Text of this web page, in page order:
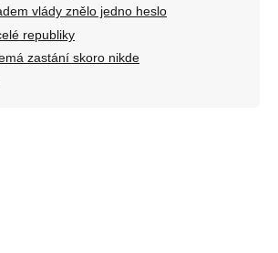
vlády znělo jedno heslo
republiky
zastání skoro nikde